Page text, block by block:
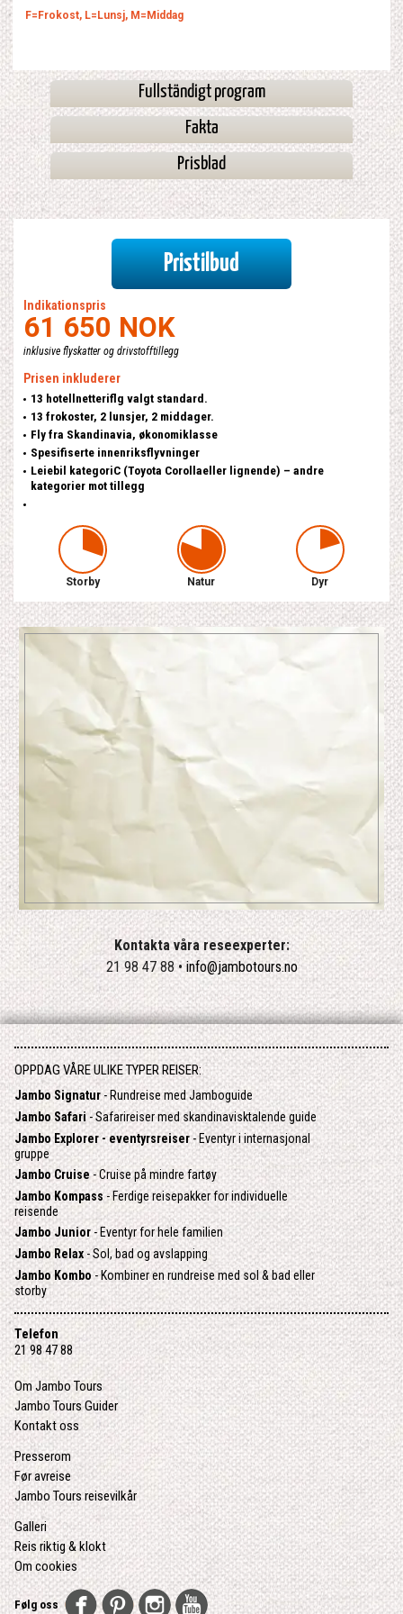
F=Frokost, L=Lunsj, M=Middag
Fullständigt program
Fakta
Prisblad
Pristilbud
Indikationspris
61 650 NOK
inklusive flyskatter og drivstofftillegg
Prisen inkluderer
13 hotellnetteriflg valgt standard.
13 frokoster, 2 lunsjer, 2 middager.
Fly fra Skandinavia, økonomiklasse
Spesifiserte innenriksflyvninger
Leiebil kategoriC (Toyota Corollaeller lignende) – andre
kategorier mot tillegg
Storby Natur Dyr
Kontakta våra reseexperter:
21 98 47 88 •info@jambotours.no
OPPDAG VÅRE ULIKE TYPER REISER:
Jambo Signatur- Rundreise med Jamboguide
Jambo Safari- Safarireiser med skandinavisktalende guide
Jambo Explorer - eventyrsreiser- Eventyr i internasjonal
gruppe
Jambo Cruise- Cruise på mindre fartøy
Jambo Kompass- Ferdige reisepakker for individuelle
reisende
Jambo Junior- Eventyr for hele familien
Jambo Relax- Sol, bad og avslapping
Jambo Kombo- Kombiner en rundreise med sol & bad eller
storby
Telefon
21 98 47 88
Om Jambo Tours
Jambo Tours Guider
Kontakt oss
Presserom
Før avreise
Jambo Tours reisevilkår
Galleri
Reis riktig & klokt
Om cookies
Følg oss